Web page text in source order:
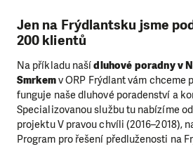
Jen na Frýdlantsku jsme
200 klientů
Na příkladu našídluhové poradny v
Smrkemv ORP Frýdlant vám chceme
funguje naše dluhové poradenství a
Specializovanou službu tu nabízíme
projektu V pravou chvíli (2016–2018),
Program pro řešení předluženosti na